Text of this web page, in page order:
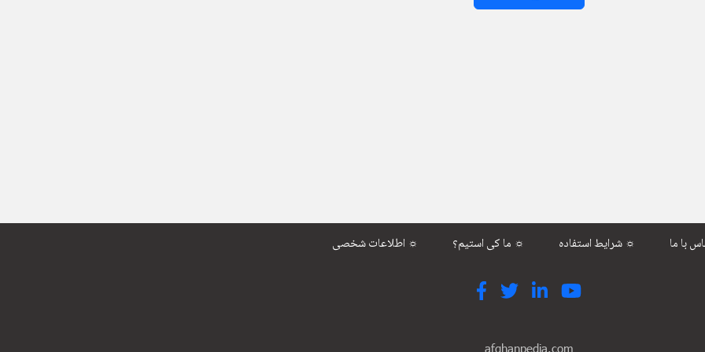
اطلاعات شخصی ☼ ما کی استیم؟ ☼ شرایط استفاده ☼
afghanpedia.com